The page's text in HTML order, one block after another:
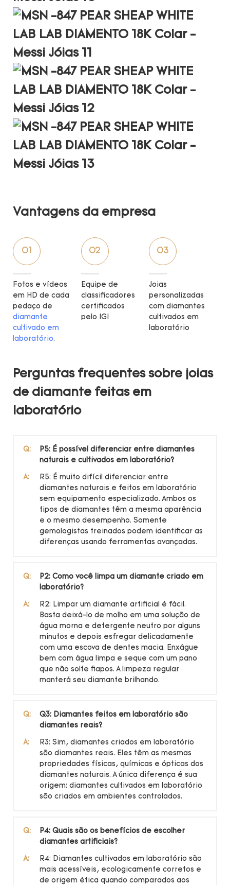
Vantagens da empresa
01
Fotos e vídeos
em HD de cada
pedaço de
diamante
cultivado em
laboratório.
02
Equipe de
classificadores
certificados
pelo IGI
03
Joias
personalizadas
com diamantes
cultivados em
laboratório
Perguntas frequentes sobre joias
de diamante feitas em
laboratório
Q:
P5: É possível diferenciar entre diamantes
naturais e cultivados em laboratório?
A:
R5: É muito difícil diferenciar entre
diamantes naturais e feitos em laboratório
sem equipamento especializado. Ambos os
tipos de diamantes têm a mesma aparência
e o mesmo desempenho. Somente
gemologistas treinados podem identificar as
diferenças usando ferramentas avançadas.
Q:
P2: Como você limpa um diamante criado em
laboratório?
A:
R2: Limpar um diamante artificial é fácil.
Basta deixá-lo de molho em uma solução de
água morna e detergente neutro por alguns
minutos e depois esfregar delicadamente
com uma escova de dentes macia. Enxágue
bem com água limpa e seque com um pano
que não solte fiapos. A limpeza regular
manterá seu diamante brilhando.
Q:
Q3: Diamantes feitos em laboratório são
diamantes reais?
A:
R3: Sim, diamantes criados em laboratório
são diamantes reais. Eles têm as mesmas
propriedades físicas, químicas e ópticas dos
diamantes naturais. A única diferença é sua
origem: diamantes cultivados em laboratório
são criados em ambientes controlados.
Q:
P4: Quais são os benefícios de escolher
diamantes artificiais?
A:
R4: Diamantes cultivados em laboratório são
mais acessíveis, ecologicamente corretos e
de origem ética quando comparados aos